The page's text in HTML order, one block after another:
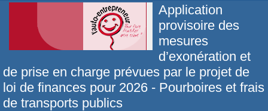
Application
provisoire des
mesures
d’exonération et
de prise en charge prévues par le projet de
loi de finances pour 2026 - Pourboires et frais
de transports publics